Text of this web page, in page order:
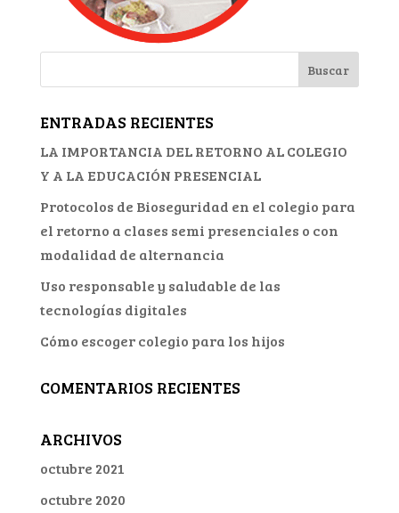
ENTRADAS RECIENTES
LA IMPORTANCIA DEL RETORNO AL COLEGIO
Y A LA EDUCACIÓN PRESENCIAL
Protocolos de Bioseguridad en el colegio para
el retorno a clases semi presenciales o con
modalidad de alternancia
Uso responsable y saludable de las
tecnologías digitales
Cómo escoger colegio para los hijos
COMENTARIOS RECIENTES
ARCHIVOS
octubre 2021
octubre 2020